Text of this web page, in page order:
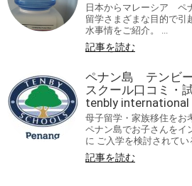
日本からマレーシア ペ
留学さまざまな目的で引
水事情をご紹介。 ...
記事を読む
ペナン島 テンビ
スクール口コミ・
tenbly international
母子留学・家族移住を
ペナン島でお子さんをイ
に ご入学を検討されてい
記事を読む